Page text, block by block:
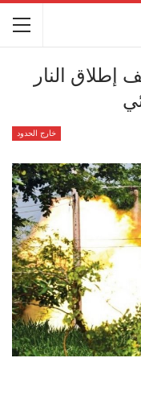
إطلاق النار
خارج الحدود